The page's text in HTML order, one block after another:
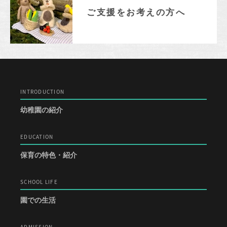
ご支援をお考えの方へ
INTRODUCTION
幼稚園の紹介
EDUCATION
保育の特色・紹介
SCHOOL LIFE
園での生活